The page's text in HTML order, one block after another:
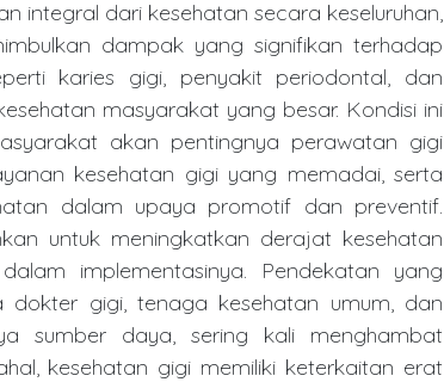
integral dari kesehatan secara keseluruhan,
dampak yang signifikan terhadap
karies gigi, penyakit periodontal, dan
masyarakat yang besar. Kondisi ini
akan pentingnya perawatan gigi
kesehatan gigi yang memadai, serta
dalam upaya promotif dan preventif.
untuk meningkatkan derajat kesehatan
implementasinya. Pendekatan yang
dokter gigi, tenaga kesehatan umum, dan
sumber daya, sering kali menghambat
kesehatan gigi memiliki keterkaitan erat